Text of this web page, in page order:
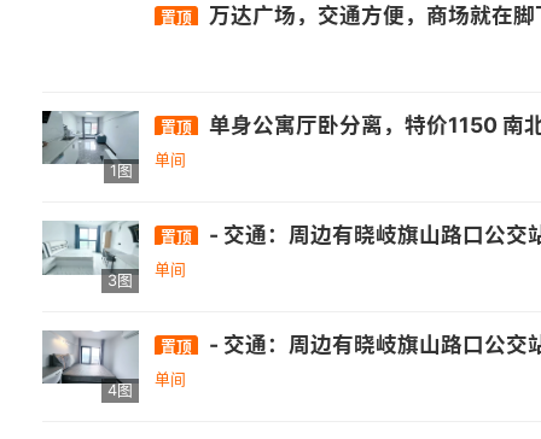
置顶 万达广场，交通方便，商场就在
1图
置顶 单身公寓厅卧分离，特价1150 南
单间
3图
置顶 - 交通：周边有晓岐旗山路口公交站，距326路、350路公
单间
4图
置顶 - 交通：周边有晓岐旗山路口公交站，距326路、350路公
单间